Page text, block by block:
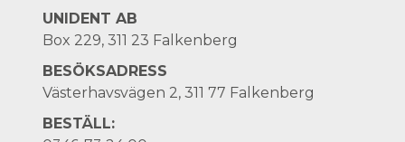
UNIDENT AB
Box 229, 311 23 Falkenberg
BESÖKSADRESS
Västerhavsvägen 2, 311 77 Falkenberg
BESTÄLL: